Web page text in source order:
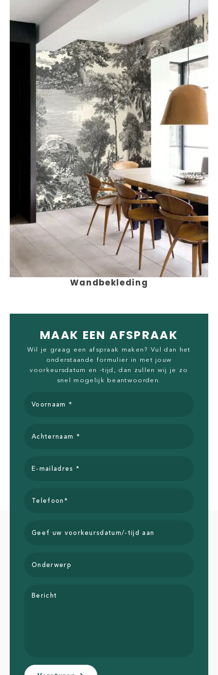
Wandbekleding
MAAK EEN AFSPRAAK
Wil je graag een afspraak maken? Vul dan het
onderstaande formulier in met jouw
voorkeursdatum en -tijd, dan zullen wij je zo
snel mogelijk beantwoorden.
Voornaam *
Achternaam *
E-mailadres *
Telefoon*
Geef uw voorkeursdatum/-tijd aan
Onderwerp
Bericht